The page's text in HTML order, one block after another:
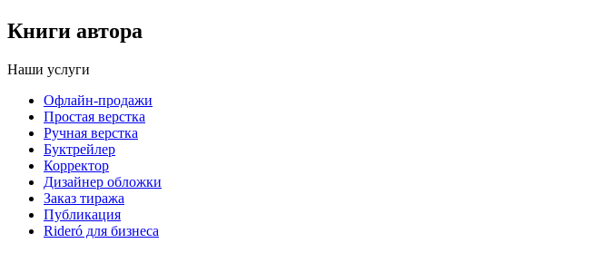
Книги автора
Наши услуги
Офлайн-продажи
Простая верстка
Ручная верстка
Буктрейлер
Корректор
Дизайнер обложки
Заказ тиража
Публикация
Rideró для бизнеса